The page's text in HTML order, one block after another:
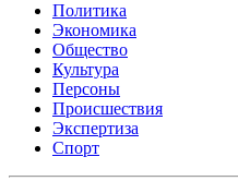
Политика
Экономика
Общество
Культура
Персоны
Происшествия
Экспертиза
Спорт